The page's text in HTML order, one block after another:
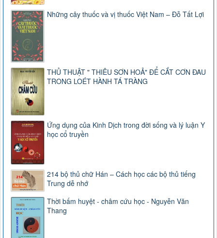
Những cây thuốc và vị thuốc Việt Nam – Đỗ Tất Lợi
THỦ THUẬT " THIÊU SƠN HOẢ" ĐỂ CẮT CƠN ĐAU
TRONG LOÉT HÀNH TÁ TRÀNG
Ứng dụng của Kinh Dịch trong đời sống và lý luận Y
học cổ truyền
214 bộ thủ chữ Hán – Cách học các bộ thủ tiếng
Trung dễ nhớ
Thời bấm huyệt - châm cứu học - Nguyễn Văn
Thang